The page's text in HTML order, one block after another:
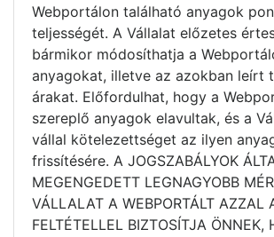
Webportálon található anyagok
teljességét. A Vállalat előzetes
bármikor módosíthatja a
anyagokat, illetve az azokban leírt
árakat. Előfordulhat, hogy a
szereplő anyagok elavultak, és a
vállal kötelezettséget az ilyen
frissítésére. A JOGSZABÁLYOK
MEGENGEDETT LEGNAGYOBB
VÁLLALAT A WEBPORTÁLT AZZAL
FELTÉTELLEL BIZTOSÍTJA ÖNNEK,